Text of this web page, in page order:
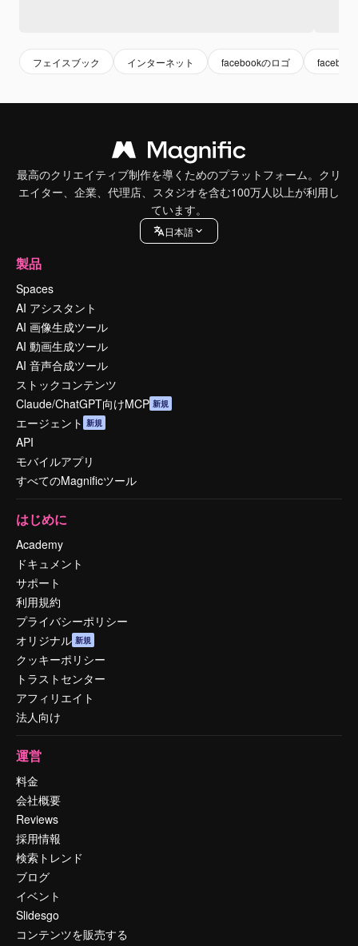
フェイスブック インターネット facebookのロゴ
最高のクリエイティブ制作を導くためのプラットフォーム。クリ
エイター、企業、代理店、スタジオを含む100万人以上が利用し
ています。
日本語
製品
Spaces
AI アシスタント
AI 画像生成ツール
AI 動画生成ツール
AI 音声合成ツール
ストックコンテンツ
Claude/ChatGPT向けMCP 新規
エージェント 新規
API
モバイルアプリ
すべてのMagnificツール
はじめに
Academy
ドキュメント
サポート
利用規約
プライバシーポリシー
オリジナル 新規
クッキーポリシー
トラストセンター
アフィリエイト
法人向け
運営
料金
会社概要
Reviews
採用情報
検索トレンド
ブログ
イベント
Slidesgo
コンテンツを販売する